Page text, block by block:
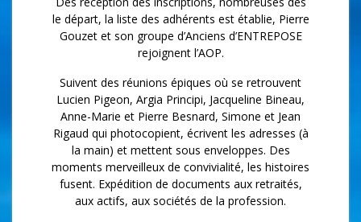
le départ, la liste des adhérents est établie, Pierre
Gouzet et son groupe d’Anciens d’ENTREPOSE
rejoignent l’AOP.
Suivent des réunions épiques où se retrouvent
Lucien Pigeon, Argia Principi, Jacqueline Bineau,
Anne-Marie et Pierre Besnard, Simone et Jean
Rigaud qui photocopient, écrivent les adresses (à
la main) et mettent sous enveloppes. Des
moments merveilleux de convivialité, les histoires
fusent. Expédition de documents aux retraités,
aux actifs, aux sociétés de la profession.